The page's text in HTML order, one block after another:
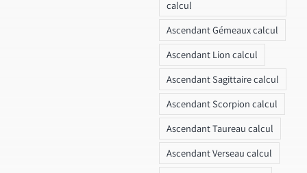
calcul
Ascendant Gémeaux calcul
Ascendant Lion calcul
Ascendant Sagittaire calcul
Ascendant Scorpion calcul
Ascendant Taureau calcul
Ascendant Verseau calcul